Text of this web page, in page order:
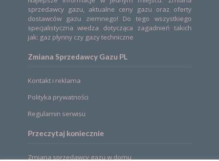
sprzedawcy gazu, aktualne ceny gazu oraz oferty
dostawców gazu ziemnego! Do tego wszystkiego
specjalistyczna wiedza dotycząca zagadnień takich
jak: gaz płynny czy gazy techniczne
Zmiana Sprzedawcy Gazu PL
Kontakt i reklama
Polityka prywatności
Regulamin serwisu
Przeczytaj koniecznie
Zmiana sprzedawcy gazu w domu